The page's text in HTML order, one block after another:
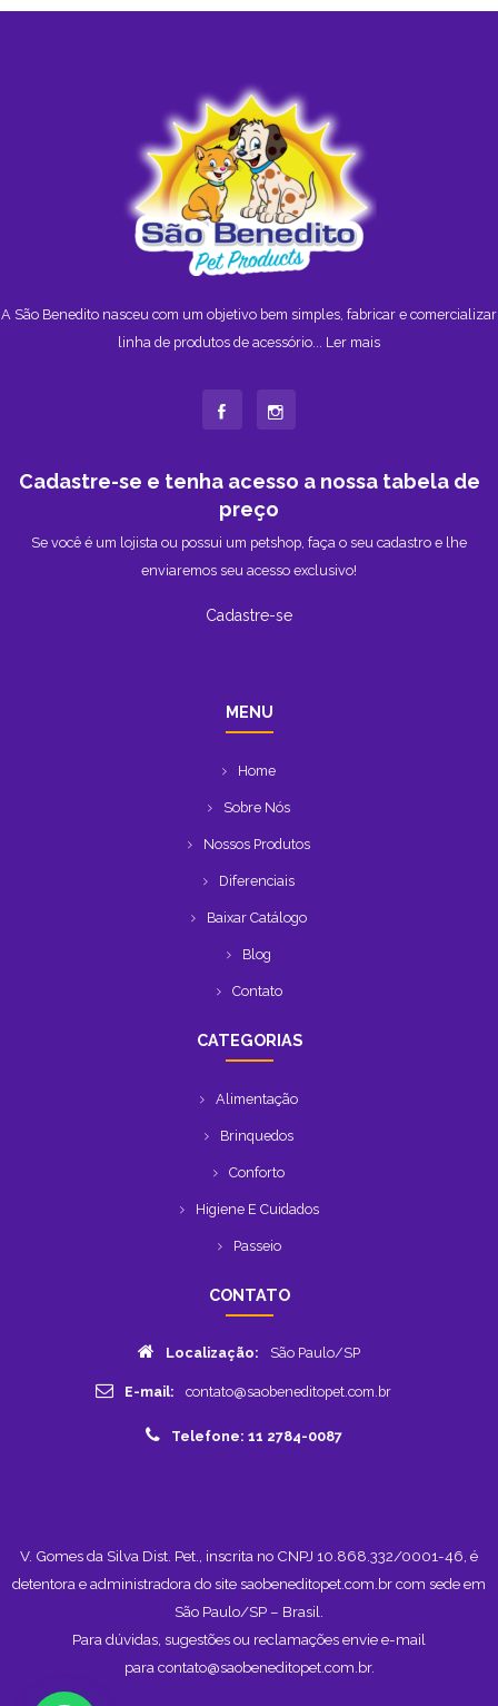
A São Benedito nasceu com um objetivo bem simples, fabricar e comercializar
linha de produtos de acessório... Ler mais
Cadastre-se e tenha acesso a nossa tabela de
preço
Se você é um lojista ou possui um petshop, faça o seu cadastro e lhe
enviaremos seu acesso exclusivo!
Cadastre-se
MENU
Home
Sobre Nós
Nossos Produtos
Diferenciais
Baixar Catálogo
Blog
Contato
CATEGORIAS
Alimentação
Brinquedos
Conforto
Higiene E Cuidados
Passeio
CONTATO
Localização: São Paulo/SP
E-mail: contato@saobeneditopet.com.br
Telefone: 11 2784-0087
V. Gomes da Silva Dist. Pet., inscrita no CNPJ 10.868.332/0001-46, é
detentora e administradora do site saobeneditopet.com.br com sede em
São Paulo/SP – Brasil.
Para dúvidas, sugestões ou reclamações envie e-mail
para contato@saobeneditopet.com.br.